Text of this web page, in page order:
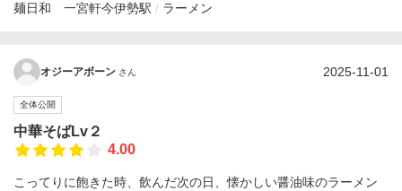
麺日和 一宮軒今伊勢駅 ラーメン
オジーアボーン さん 2025-11-01
全体公開
中華そばLv２
4.00
こってりに飽きた時、飲んだ次の日、懐かしい醤油味のラーメン